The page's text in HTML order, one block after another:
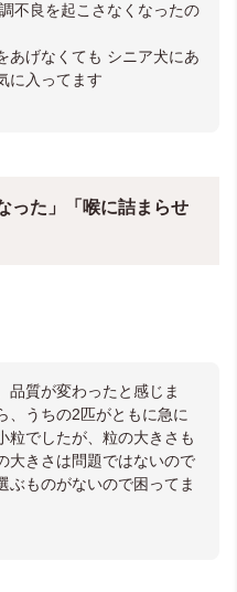
不良を起こさなくなったの
あげなくても シニア犬にあ
に入ってます
った」「喉に詰まらせ
品質が変わったと感じま
、うちの2匹がともに急に
粒でしたが、粒の大きさも
大きさは問題ではないので
ぶものがないので困ってま